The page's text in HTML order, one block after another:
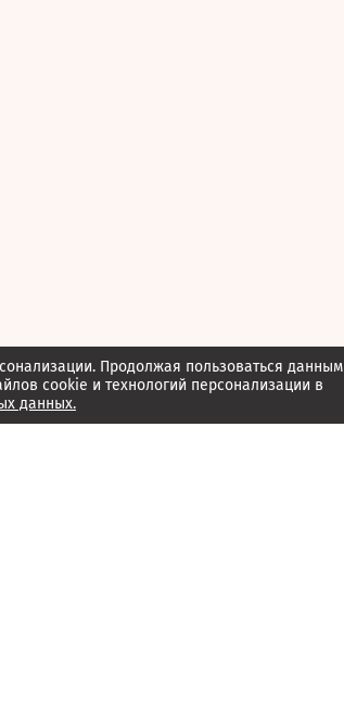
Продолжая пользоваться данным
cookie и технологий персонализации в
данных.